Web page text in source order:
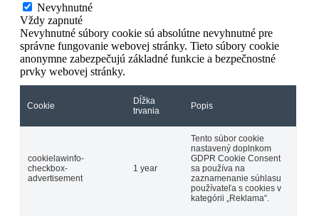
Nevyhnutné
Vždy zapnuté
Nevyhnutné súbory cookie sú absolútne nevyhnutné pre
správne fungovanie webovej stránky. Tieto súbory cookie
anonymne zabezpečujú základné funkcie a bezpečnostné
prvky webovej stránky.
Cookie
Dĺžka
trvania
Popis
cookielawinfo-
checkbox-
advertisement
1 year
Tento súbor cookie
nastavený doplnkom
GDPR Cookie Consent
sa používa na
zaznamenanie súhlasu
používateľa s cookies v
kategórii „Reklama“.